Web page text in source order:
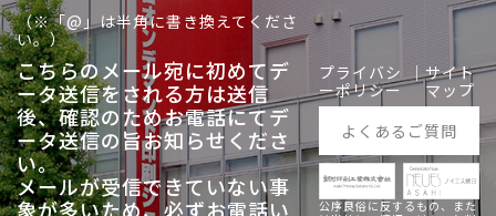
（※「@」は半角に書き換えてくださ
い。）
こちらのメール宛に初めてデ
ータ送信をされる方は送信
後、確認のためお電話にてデ
ータ送信の旨お知らせくださ
い。
メールが受信できていない事
象が多いため、必ずお電話い
プライバシ
ーポリシー
｜サイト
マップ
よくあるご質問
公序良俗に反するもの、また